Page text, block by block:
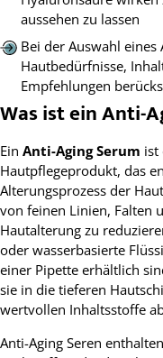
aussehen zu lassen
Bei der Auswahl
Hautbedürfnisse,
Empfehlungen
Was ist ein Anti-
Ein Anti-Aging Serum ist
Hautpflegeprodukt, das
Alterungsprozess der
von feinen Linien, Falten
Hautalterung zu
oder wasserbasierte
einer Pipette erhältlich
sie in die tieferen
wertvollen Inhaltsstoffe
Anti-Aging Seren